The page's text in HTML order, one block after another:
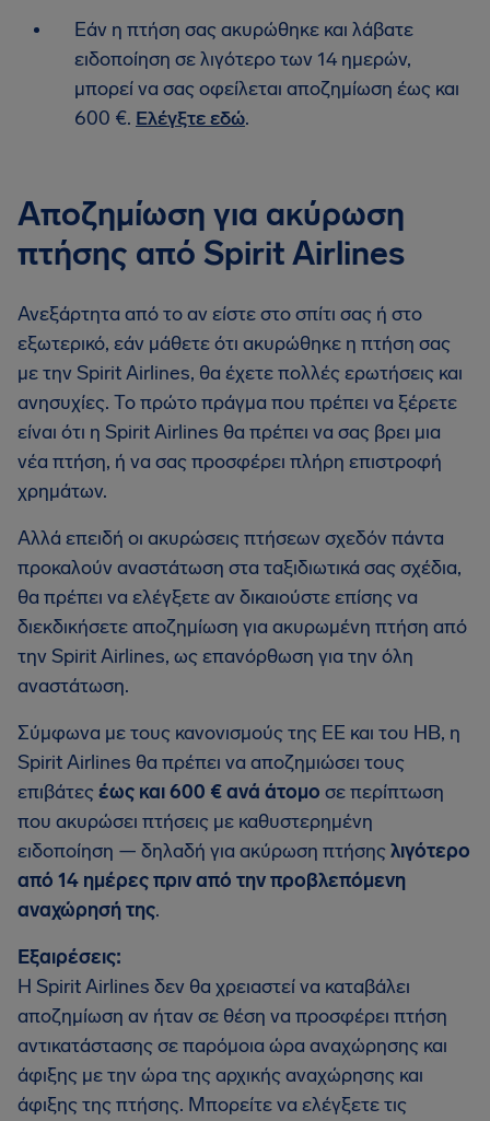
Εάν η πτήση σας ακυρώθηκε και λάβατε
ειδοποίηση σε λιγότερο των 14 ημερών,
μπορεί να σας οφείλεται αποζημίωση έως και
600 €. Ελέγξτε εδώ.
Αποζημίωση για ακύρωση
πτήσης από Spirit Airlines
Ανεξάρτητα από το αν είστε στο σπίτι σας ή στο
εξωτερικό, εάν μάθετε ότι ακυρώθηκε η πτήση σας
με την Spirit Airlines, θα έχετε πολλές ερωτήσεις και
ανησυχίες. Το πρώτο πράγμα που πρέπει να ξέρετε
είναι ότι η Spirit Airlines θα πρέπει να σας βρει μια
νέα πτήση, ή να σας προσφέρει πλήρη επιστροφή
χρημάτων.
Αλλά επειδή οι ακυρώσεις πτήσεων σχεδόν πάντα
προκαλούν αναστάτωση στα ταξιδιωτικά σας σχέδια,
θα πρέπει να ελέγξετε αν δικαιούστε επίσης να
διεκδικήσετε αποζημίωση για ακυρωμένη πτήση από
την Spirit Airlines, ως επανόρθωση για την όλη
αναστάτωση.
Σύμφωνα με τους κανονισμούς της ΕΕ και του ΗΒ, η
Spirit Airlines θα πρέπει να αποζημιώσει τους
επιβάτεςέως και 600 € ανά άτομο σε περίπτωση
που ακυρώσει πτήσεις με καθυστερημένη
ειδοποίηση — δηλαδή για ακύρωση πτήσηςλιγότερο
από 14 ημέρες πριν από την προβλεπόμενη
αναχώρησή της.
Εξαιρέσεις:
Η Spirit Airlines δεν θα χρειαστεί να καταβάλει
αποζημίωση αν ήταν σε θέση να προσφέρει πτήση
αντικατάστασης σε παρόμοια ώρα αναχώρησης και
άφιξης με την ώρα της αρχικής αναχώρησης και
άφιξης της πτήσης. Μπορείτε να ελέγξετε τις